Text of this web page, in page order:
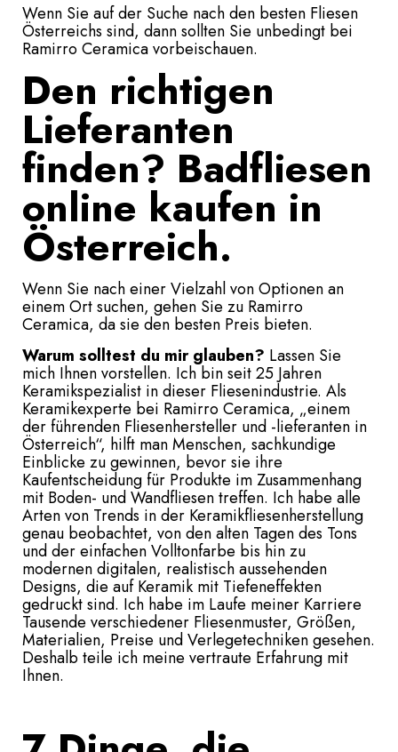
Wenn Sie auf der Suche nach den besten Fliesen
Österreichs sind, dann sollten Sie unbedingt bei
Ramirro Ceramica vorbeischauen.
Den richtigen
Lieferanten
finden? Badfliesen
online kaufen in
Österreich.
Wenn Sie nach einer Vielzahl von Optionen an
einem Ort suchen, gehen Sie zu Ramirro
Ceramica, da sie den besten Preis bieten.
Warum solltest du mir glauben? Lassen Sie
mich Ihnen vorstellen. Ich bin seit 25 Jahren
Keramikspezialist in dieser Fliesenindustrie. Als
Keramikexperte bei Ramirro Ceramica, „einem
der führenden Fliesenhersteller und -lieferanten in
Österreich“, hilft man Menschen, sachkundige
Einblicke zu gewinnen, bevor sie ihre
Kaufentscheidung für Produkte im Zusammenhang
mit Boden- und Wandfliesen treffen. Ich habe alle
Arten von Trends in der Keramikfliesenherstellung
genau beobachtet, von den alten Tagen des Tons
und der einfachen Volltonfarbe bis hin zu
modernen digitalen, realistisch aussehenden
Designs, die auf Keramik mit Tiefeneffekten
gedruckt sind. Ich habe im Laufe meiner Karriere
Tausende verschiedener Fliesenmuster, Größen,
Materialien, Preise und Verlegetechniken gesehen.
Deshalb teile ich meine vertraute Erfahrung mit
Ihnen.